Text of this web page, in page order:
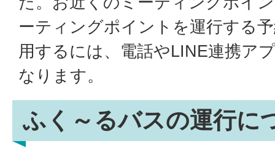
ーティングポイントを運行する
用するには、電話やLINE連携ア
なります。
ふく～るバスの運行に